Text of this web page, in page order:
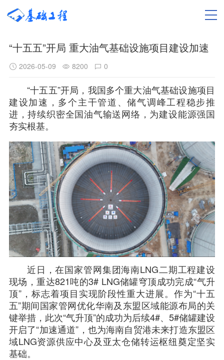
“十五五”开局 重大油气基础设施项目建设加速
2026-05-09 8200 0
“十五五”开局，我国多个重大油气基础设施项目
建设加速，多个主干管道、储气调峰工程稳步推
进，持续织密全国油气输送网络，为建设能源强国
夯实根基。
近日，在国家管网集团海南LNG二期工程建设
现场，重达821吨的3# LNG储罐穹顶成功完成“气升
顶”，标志着项目实现阶段性重大进展。作为“十五
五”期间国家管网优化华南及东盟区域能源布局的关
键举措，此次“气升顶”的成功为后续4#、5#储罐建设
开启了“加速通道”，也为海南自贸港未来打造东盟区
域LNG资源供应中心及亚太仓储转运枢纽奠定坚实
基础。